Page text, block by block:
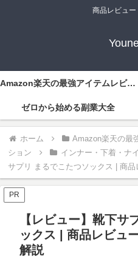
商品レビュ
Amazon楽天の最強アイテムレビュー
ゼロから始める副業大全
ホーム Amazon楽天の最
ション
インナー・下着・ナ
サプリ まるでこたつソックス | 商
PR
【レビュー】靴下サ
ックス | 商品レビュ
解説